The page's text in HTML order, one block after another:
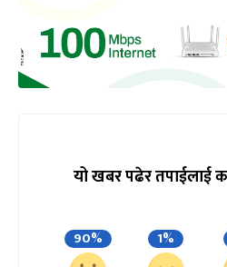
यो खबर पढेर तपाईलाई
90% 1%